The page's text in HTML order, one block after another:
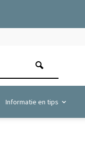
Informatie en tips